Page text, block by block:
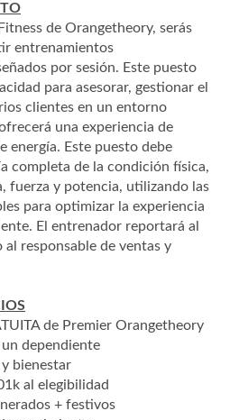
de Orangetheory, serás
entrenamientos
por sesión. Este puesto
para asesorar, gestionar el
clientes en un entorno
una experiencia de
energía. Este puesto debe
completa de la condición física,
fuerza y potencia, utilizando las
para optimizar la experiencia
El entrenador reportará al
responsable de ventas y
de Premier Orangetheory
dependiente
bienestar
al elegibilidad
+ festivos